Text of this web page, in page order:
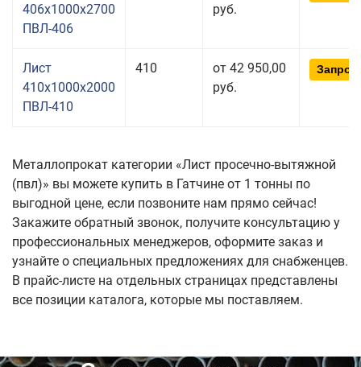
406x1000x2700
ПВЛ-406
руб.
Лист
410x1000x2000
ПВЛ-410
410
от 42 950,00
руб.
Металлопрокат категории «Лист просечно-вытяжной
(пвл)» вы можете купить в Гатчине от 1 тонны по
выгодной цене, если позвоните нам прямо сейчас!
Закажите обратный звонок, получите консультацию у
профессиональных менеджеров, оформите заказ и
узнайте о специальных предложениях для снабженцев.
В прайс-листе на отдельных страницах представлены
все позиции каталога, которые мы поставляем.